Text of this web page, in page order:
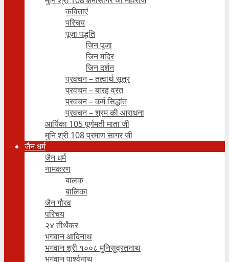
कविताएं
परिचय
पूजा पद्धति
जिन पूजा
जिन मंदिर
जिन दर्शन
प्रवचन – तत्वार्थ सूत्र
प्रवचन – बारह व्रत
प्रवचन – कर्म सिद्धांत
प्रवचन – श्रम की आराधना
आर्यिका 105 पूर्णमती माता जी
मुनि श्री 108 प्रमाण सागर जी
जैन धर्म
जैन धर्म
नामकरण
बालक
बालिका
जैन गौरव
परिचय
२४ तीर्थंकर
भगवान आदिनाथ
भगवान श्री १००८ मुनिसुव्रतनाथ
भगवान पार्श्वनाथ